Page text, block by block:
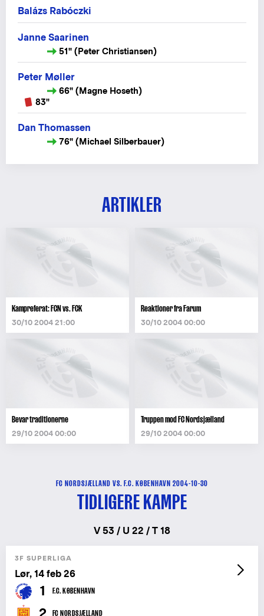
Balázs Rabóczki
Janne Saarinen
51" (Peter Christiansen)
Peter Møller
66" (Magne Hoseth)
83"
Dan Thomassen
76" (Michael Silberbauer)
ARTIKLER
Kampreferat: FCN vs. FCK
30/10 2004 21:00
Reaktioner fra Farum
30/10 2004 00:00
Bevar traditionerne
29/10 2004 00:00
Truppen mod FC Nordsjælland
29/10 2004 00:00
FC NORDSJÆLLAND VS. F.C. KØBENHAVN 2004-10-30
TIDLIGERE KAMPE
V 53 / U 22 / T 18
3F SUPERLIGA
Lør, 14 feb 26
1 F.C. KØBENHAVN
FC NORDSJÆLLAND